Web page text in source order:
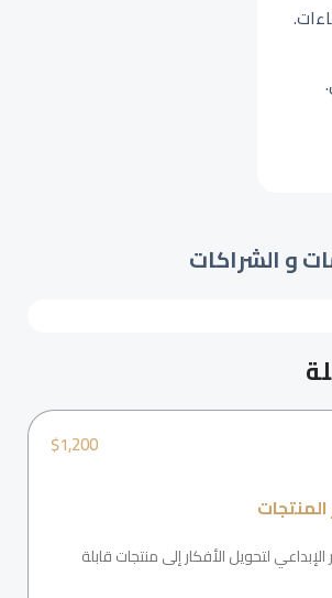
و الشراكات
$1,200
المنتجات
الإبداعي لتحويل الأفكار إلى منتجات قابلة